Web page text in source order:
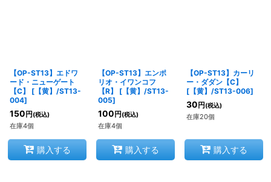
絞り込む
【OP-ST13】エドワ
ード・ニューゲート
【C】
[ 【黄】/ST13-
004]
150 円 (税込)
在庫4個
購入する
【OP-ST13】エンポ
リオ・イワンコフ
【R】
[【黄】/ST13-
005]
100 円 (税込)
在庫4個
購入する
【OP-ST13】カーリ
ー・ダダン【C】
[【黄】/ST13-006]
30 円 (税込)
在庫20個
購入する